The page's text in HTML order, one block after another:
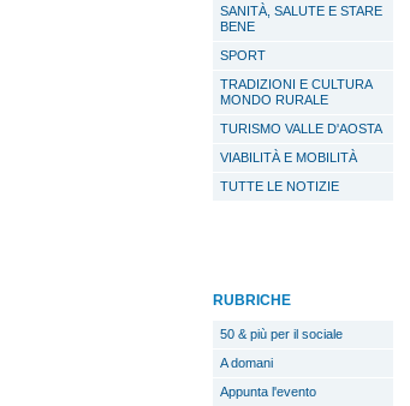
SANITÀ, SALUTE E STARE
BENE
SPORT
TRADIZIONI E CULTURA
MONDO RURALE
TURISMO VALLE D'AOSTA
VIABILITÀ E MOBILITÀ
TUTTE LE NOTIZIE
RUBRICHE
50 & più per il sociale
A domani
Appunta l'evento